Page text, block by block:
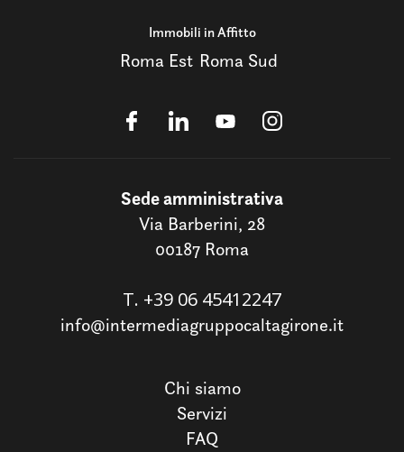
Immobili in Affitto
Roma Est Roma Sud
Sede amministrativa
Via Barberini, 28
00187 Roma
T. +39 06 45412247
info@intermediagruppocaltagirone.it
Chi siamo
Servizi
FAQ